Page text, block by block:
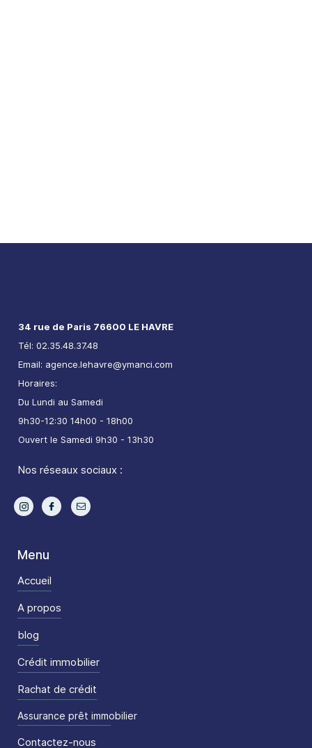
34 rue de Paris 76600 LE HAVRE
Tél: 02.35.48.37.48
Email: agence.lehavre@ymanci.com
Horaires:
Du Lundi au Samedi
9h30-12:30 14h00 - 18h00
Ouvert le Samedi 9h30 - 13h30
Nos réseaux sociaux :
Menu
Accueil
A propos
blog
Crédit immobilier
Rachat de crédit
Assurance prêt immobilier
Contactez-nous